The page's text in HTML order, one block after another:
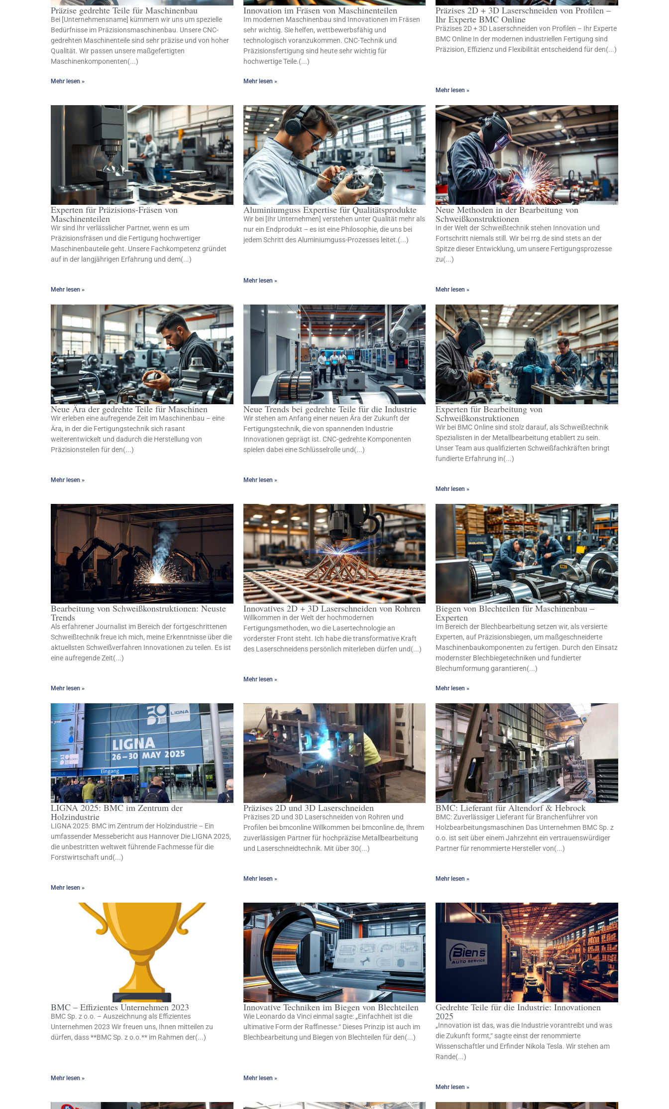
Präzise gedrehte Teile für Maschinenbau
Bei [Unternehmensname] kümmern wir uns um spezielle
Bedürfnisse im Präzisionsmaschinenbau. Unsere CNC-
gedrehten Maschinenteile sind sehr präzise und von hoher
Qualität. Wir passen unsere maßgefertigten
Maschinenkomponenten(...)
Mehr lesen »
Innovation im Fräsen von Maschinenteilen
Im modernen Maschinenbau sind Innovationen im Fräsen
sehr wichtig. Sie helfen, wettbewerbsfähig und
technologisch voranzukommen. CNC-Technik und
Präzisionsfertigung sind heute sehr wichtig für
hochwertige Teile.(...)
Mehr lesen »
Präzises 2D + 3D Laserschneiden von Profilen –
Ihr Experte BMC Online
Präzises 2D + 3D Laserschneiden von Profilen – Ihr Experte
BMC Online In der modernen industriellen Fertigung sind
Präzision, Effizienz und Flexibilität entscheidend für den(...)
Mehr lesen »
Experten für Präzisions-Fräsen von
Maschinenteilen
Wir sind Ihr verlässlicher Partner, wenn es um
Präzisionsfräsen und die Fertigung hochwertiger
Maschinenbauteile geht. Unsere Fachkompetenz gründet
auf in der langjährigen Erfahrung und dem(...)
Mehr lesen »
Aluminiumguss Expertise für Qualitätsprodukte
Wir bei [Ihr Unternehmen] verstehen unter Qualität mehr als
nur ein Endprodukt – es ist eine Philosophie, die uns bei
jedem Schritt des Aluminiumguss-Prozesses leitet.(...)
Mehr lesen »
Neue Methoden in der Bearbeitung von
Schweißkonstruktionen
In der Welt der Schweißtechnik stehen Innovation und
Fortschritt niemals still. Wir bei rrg.de sind stets an der
Spitze dieser Entwicklung, um unsere Fertigungsprozesse
zu(...)
Mehr lesen »
Neue Ära der gedrehte Teile für Maschinen
Wir erleben eine aufregende Zeit im Maschinenbau – eine
Ära, in der die Fertigungstechnik sich rasant
weiterentwickelt und dadurch die Herstellung von
Präzisionsteilen für den(...)
Mehr lesen »
Neue Trends bei gedrehte Teile für die Industrie
Wir stehen am Anfang einer neuen Ära der Zukunft der
Fertigungstechnik, die von spannenden Industrie
Innovationen geprägt ist. CNC-gedrehte Komponenten
spielen dabei eine Schlüsselrolle und(...)
Mehr lesen »
Experten für Bearbeitung von
Schweißkonstruktionen
Wir bei BMC Online sind stolz darauf, als Schweißtechnik
Spezialisten in der Metallbearbeitung etabliert zu sein.
Unser Team aus qualifizierten Schweißfachkräften bringt
fundierte Erfahrung in(...)
Mehr lesen »
Bearbeitung von Schweißkonstruktionen: Neuste
Trends
Als erfahrener Journalist im Bereich der fortgeschrittenen
Schweißtechnik freue ich mich, meine Erkenntnisse über die
aktuellsten Schweißverfahren Innovationen zu teilen. Es ist
eine aufregende Zeit(...)
Mehr lesen »
Innovatives 2D + 3D Laserschneiden von Rohren
Willkommen in der Welt der hochmodernen
Fertigungsmethoden, wo die Lasertechnologie an
vorderster Front steht. Ich habe die transformative Kraft
des Laserschneidens persönlich miterleben dürfen und(...)
Mehr lesen »
Biegen von Blechteilen für Maschinenbau –
Experten
Im Bereich der Blechbearbeitung setzen wir, als versierte
Experten, auf Präzisionsbiegen, um maßgeschneiderte
Maschinenbaukomponenten zu fertigen. Durch den Einsatz
modernster Blechbiegetechniken und fundierter
Blechumformung garantieren(...)
Mehr lesen »
LIGNA 2025: BMC im Zentrum der
Holzindustrie
LIGNA 2025: BMC im Zentrum der Holzindustrie – Ein
umfassender Messebericht aus Hannover Die LIGNA 2025,
die unbestritten weltweit führende Fachmesse für die
Forstwirtschaft und(...)
Mehr lesen »
Präzises 2D und 3D Laserschneiden
Präzises 2D und 3D Laserschneiden von Rohren und
Profilen bei bmconline Willkommen bei bmconline.de, Ihrem
zuverlässigen Partner für hochpräzise Metallbearbeitung
und Laserschneidtechnik. Mit über 30(...)
Mehr lesen »
BMC: Lieferant für Altendorf & Hebrock
BMC: Zuverlässiger Lieferant für Branchenführer von
Holzbearbeitungsmaschinen Das Unternehmen BMC Sp. z
o.o. ist seit über einem Jahrzehnt ein vertrauenswürdiger
Partner für renommierte Hersteller von(...)
Mehr lesen »
BMC – Effizientes Unternehmen 2023
BMC Sp. z o.o. – Auszeichnung als Effizientes
Unternehmen 2023 Wir freuen uns, Ihnen mitteilen zu
dürfen, dass **BMC Sp. z o.o.** im Rahmen der(...)
Mehr lesen »
Innovative Techniken im Biegen von Blechteilen
Wie Leonardo da Vinci einmal sagte: „Einfachheit ist die
ultimative Form der Raffinesse.“ Dieses Prinzip ist auch im
Blechbearbeitung und Biegen von Blechteilen für den(...)
Mehr lesen »
Gedrehte Teile für die Industrie: Innovationen
2025
„Innovation ist das, was die Industrie vorantreibt und was
die Zukunft formt,“ sagte einst der renommierte
Wissenschaftler und Erfinder Nikola Tesla. Wir stehen am
Rande(...)
Mehr lesen »